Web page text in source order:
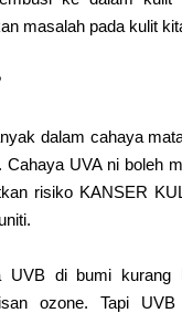
masalah pada kulit
dalam cahaya
UVA ni boleh
risiko KANSER
di bumi kurang
ozone. Tapi